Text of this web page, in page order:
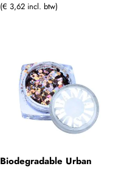
(€ 3,62 incl. btw)
Biodegradable Urban